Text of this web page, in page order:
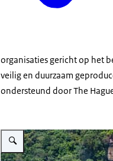
organisaties gericht op het
veilig en duurzaam
ondersteund doorThe
Vergroot afbeelding Sadhguru